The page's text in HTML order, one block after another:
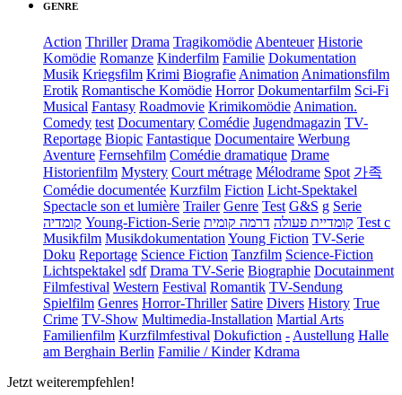
GENRE
Action Thriller Drama TragikomödieAbenteuer Historie
Komödie Romanze Kinderfilm Familie Dokumentation
Musik Kriegsfilm Krimi BiografieAnimationAnimationsfilm
Erotik Romantische Komödie Horror Dokumentarfilm Sci-Fi
Musical Fantasy Roadmovie KrimikomödieAnimation.
Comedy test Documentary Comédie Jugendmagazin TV-
Reportage Biopic Fantastique Documentaire Werbung
Aventure Fernsehfilm Comédie dramatique Drame
Historienfilm Mystery Court métrage Mélodrame Spot 가족
Comédie documentée Kurzfilm Fiction Licht-Spektakel
Spectacle son et lumière Trailer Genre Test G&S g Serie
קומדיה Young-Fiction-Serie קומדיית פעולה דרמה קומית
Test c
Musikfilm MusikdokumentationYoung Fiction TV-Serie
Doku Reportage Science Fiction Tanzfilm Science-Fiction
Lichtspektakel sdf Drama TV-Serie Biographie Docutainment
Filmfestival Western Festival Romantik TV-Sendung
Spielfilm Genres Horror-Thriller Satire Divers History True
Crime TV-Show Multimedia-Installation Martial Arts
Familienfilm Kurzfilmfestival Dokufiction -Austellung Halle
am Berghain Berlin Familie / Kinder Kdrama
Jetzt weiterempfehlen!